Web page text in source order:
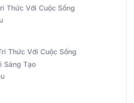
Thức Với Cuộc Sống
Thức Với Cuộc Sống
Sáng Tạo